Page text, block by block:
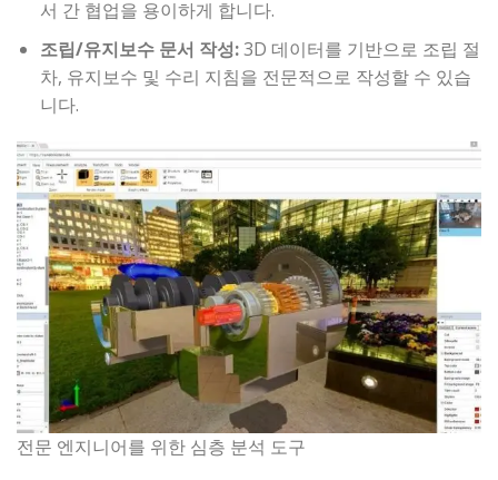
서 간 협업을 용이하게 합니다.
조립/유지보수 문서 작성:3D 데이터를 기반으로 조립 절
차, 유지보수 및 수리 지침을 전문적으로 작성할 수 있습
니다.
전문 엔지니어를 위한 심층 분석 도구